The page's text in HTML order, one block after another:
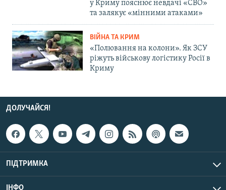
у Криму пояснює невдачі «СВО»
та залякує «мінними атаками»
ВІЙНА ТА КРИМ
«Полювання на колони». Як ЗСУ
ріжуть військову логістику Росії в
Криму
ДОЛУЧАЙСЯ!
ПІДТРИМКА
ІНФО